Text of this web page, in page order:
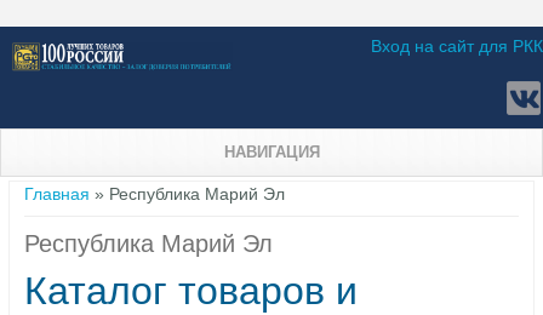
Вход на сайт для РКК
НАВИГАЦИЯ
Вы здесь
Главная » Республика Марий Эл
Республика Марий Эл
Каталог товаров и